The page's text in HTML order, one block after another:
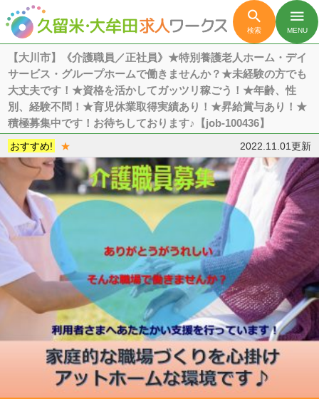

検索
menu
MENU
【大川市】《介護職員／正社員》★特別養護老人ホーム・デイ
サービス・グループホームで働きませんか？★未経験の方でも
大丈夫です！★資格を活かしてガッツリ稼ごう！★年齢、性
別、経験不問！★育児休業取得実績あり！★昇給賞与あり！★
積極募集中です！お待ちしております♪【job-100436】
おすすめ! ★ 2022.11.01更新